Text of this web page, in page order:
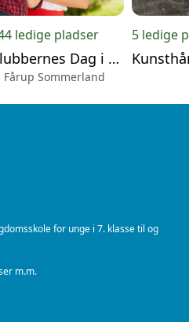
ledige pladser
Klubbernes Dag i Fårup Sommerland
Fårup Sommerland
5 ledige
for unge i 7. klasse til og
m.m.